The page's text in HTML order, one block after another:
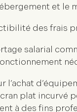
et le
des frais
salarial
l’achat
plat incurvé
à des fins